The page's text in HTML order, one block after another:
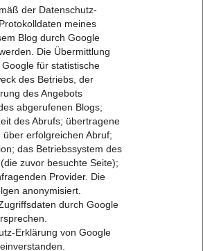
der Datenschutz-
meines
Blog durch Google
Die Übermittlung
für statistische
des Betriebs, der
des Angebots
abgerufenen Blogs;
des Abrufs; übertragene
erfolgreichen Abruf;
das Betriebssystem des
zuvor besuchte Seite);
Provider. Die
anonymisiert.
durch Google
Erklärung von Google